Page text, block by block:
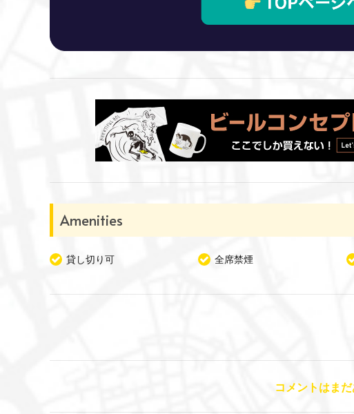
Amenities
貸し切り可 全席禁煙
コメントはまだ